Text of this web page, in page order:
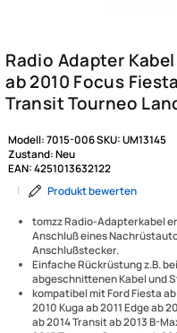
tomzz Radio-
Anschluß eines
Zustand:Neu
EAN:4251013632122
|
Produkt bewerten